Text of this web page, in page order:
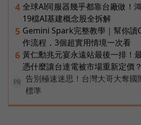
4 全球AI伺服器幾乎都靠台廠做！
19檔AI基建概念股全拆解
5 Gemini Spark完整教學｜幫你讀
作流程，3個超實用情境一次看
6 黃仁勳兆元宴永遠站最後一排！
憑什麼讓台達電被市場重新定價？
PR
告別極速迷思！台灣大哥大奪國
標準